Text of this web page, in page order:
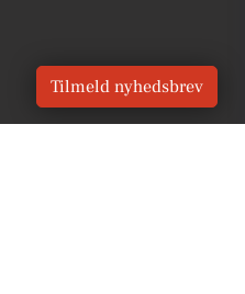
Tilmeld nyhedsbrev